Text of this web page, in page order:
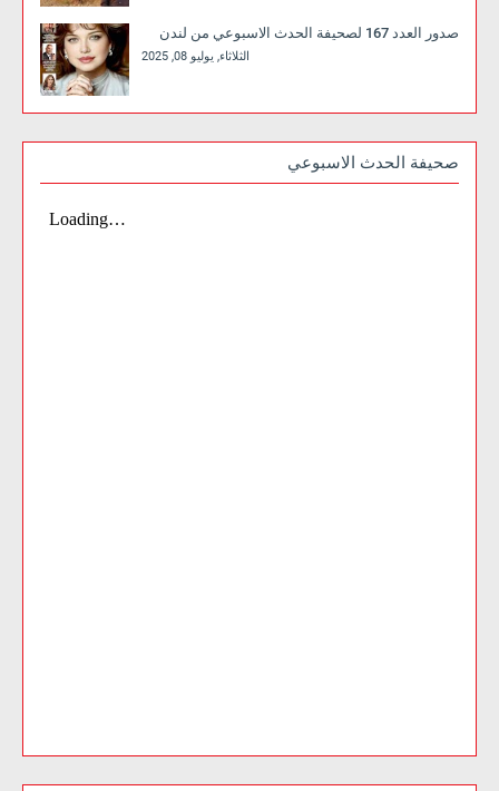
صدور العدد 167 لصحيفة الحدث الاسبوعي من لندن
الثلاثاء, يوليو 08, 2025
صحيفة الحدث الاسبوعي